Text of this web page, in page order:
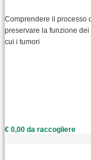
Comprendere il processo
preservare la funzione
cui i tumori
€ 0,00 da raccogliere